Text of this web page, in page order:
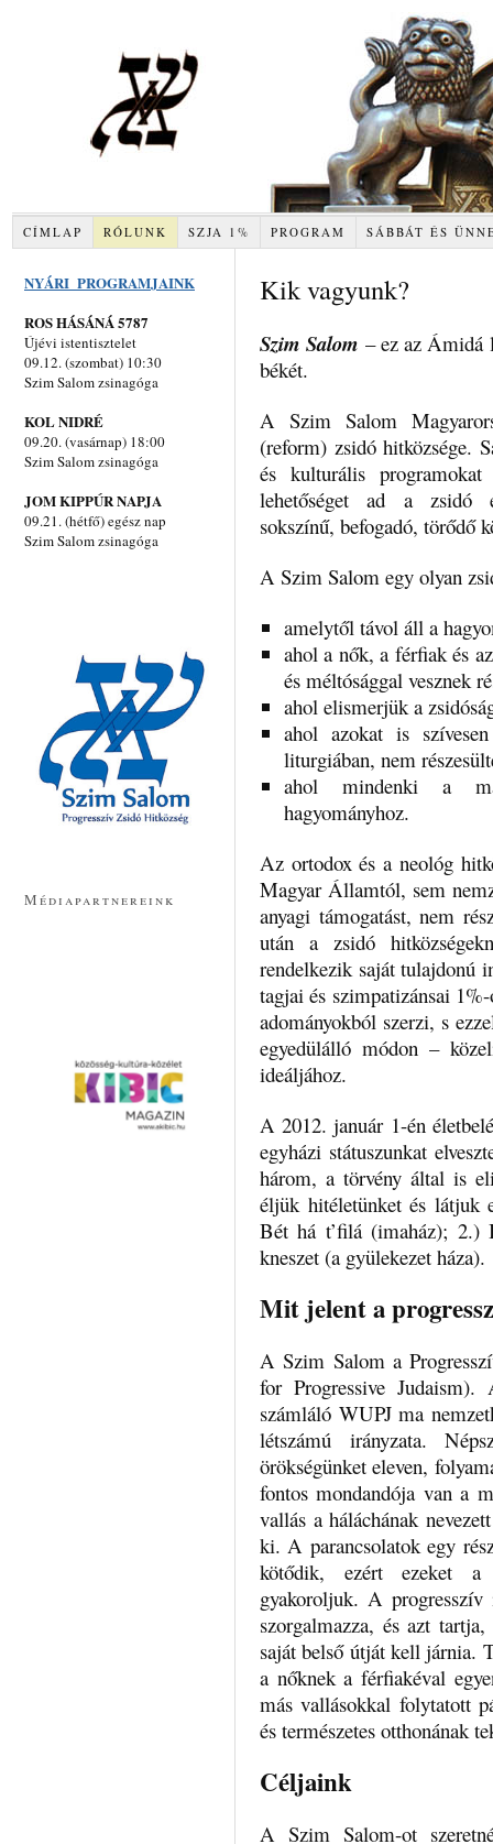
CÍMLAP RÓLUNK SZJA 1% PROGRAM SÁBBÁT ÉS
Kik vagyunk?
Szim Salom – ez az Ámidá
békét.
A Szim Salom
(reform) zsidó hitközsége.
és kulturális
lehetőséget ad a zsidó
sokszínű, befogadó, törődő
A Szim Salom egy olyan
amelytől távol áll a
ahol a nők, a férfiak és
és méltósággal vesznek
ahol elismerjük a
ahol azokat is
liturgiában, nem
ahol mindenki a
hagyományhoz.
Az ortodox és a neológ
Magyar Államtól, sem
anyagi támogatást, nem
után a zsidó
rendelkezik saját tulajdonú
tagjai és szimpatizánsai
adományokból szerzi, s
egyedülálló módon –
ideáljához.
A 2012. január 1-én
egyházi státuszunkat
három, a törvény által is
éljük hitéletünket és látjuk
Bét há t’filá (imaház); 2.)
kneszet (a gyülekezet háza).
Mit jelent a
A Szim Salom a
for Progressive
számláló WUPJ ma
létszámú irányzata.
örökségünket eleven,
fontos mondandója van a
vallás a háláchának
ki. A parancsolatok egy
kötődik, ezért ezeket a
gyakoroljuk. A progresszív
szorgalmazza, és azt
saját belső útját kell járnia.
a nőknek a férfiakéval
más vallásokkal folytatott
és természetes otthonának
Céljaink
A Szim Salom-ot
NYÁRI PROGRAMJAINK
ROS HÁSÁNÁ 5787
Újévi istentisztelet
09.12. (szombat) 10:30
Szim Salom zsinagóga
KOL NIDRÉ
09.20. (vasárnap) 18:00
Szim Salom zsinagóga
JOM KIPPÚR NAPJA
09.21. (hétfő) egész nap
Szim Salom zsinagóga
Médiapartnereink